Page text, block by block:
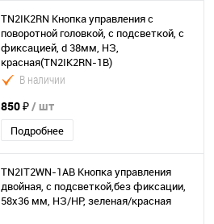
TN2IK2RN Кнопка управления с
поворотной головкой, с подсветкой, с
фиксацией, d 38мм, НЗ,
красная(TN2IK2RN-1B)
В наличии
850 ₽/ шт
Подробнее
TN2IT2WN-1AB Кнопка управления
двойная, с подсветкой,без фиксации,
58х36 мм, НЗ/НР, зеленая/красная